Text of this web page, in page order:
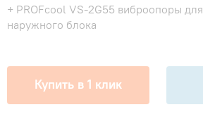
+ PROFcool VS-2G55 виброопоры для
наружного блока
Купить в 1 клик